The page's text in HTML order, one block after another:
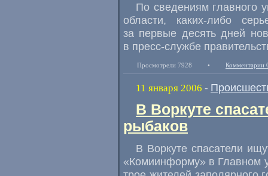
По сведениям главного
области, каких-либо
за первые десять дней
в пресс-службе
Просмотрели 7928 • Комментарии
11 января 2006 -
В Воркуте
рыбаков
В Воркуте спасатели
«Комиинформу» в Главном